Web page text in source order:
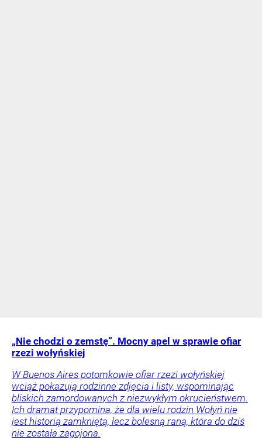
„Nie chodzi o zemstę”. Mocny apel w sprawie ofiar
rzezi wołyńskiej
W Buenos Aires potomkowie ofiar rzezi wołyńskiej
wciąż pokazują rodzinne zdjęcia i listy, wspominając
bliskich zamordowanych z niezwykłym okrucieństwem.
Ich dramat przypomina, że dla wielu rodzin Wołyń nie
jest historią zamkniętą, lecz bolesną raną, która do dziś
nie została zagojona.